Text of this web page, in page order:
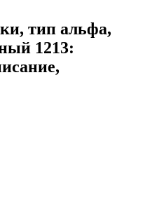
тип альфа,
1213: